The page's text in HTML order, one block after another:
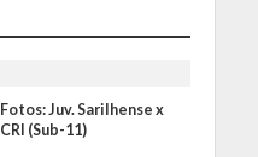
Fotos: Juv. Sarilhense x
CRI (Sub-11)